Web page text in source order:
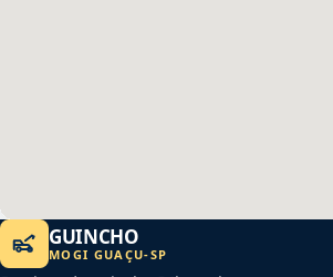
GUINCHO
MOGI GUAÇU-SP